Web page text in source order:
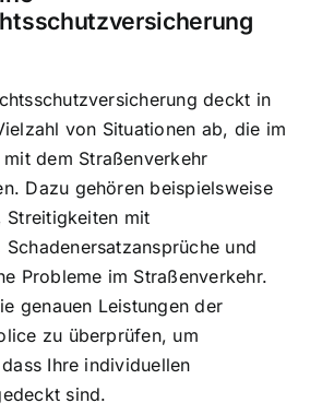
deckt in
von Situationen ab, die im
mit dem Straßenverkehr
Dazu gehören beispielsweise
Streitigkeiten mit
Schadenersatzansprüche und
Probleme im Straßenverkehr.
genauen Leistungen der
zu überprüfen, um
Ihre individuellen
sind.